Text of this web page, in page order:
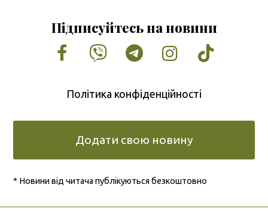
Підписуйтесь на новини
Facebook
VimeoTumblrInstagram
Tiktok
Політика конфіденційності
Додати свою новину
* Новини від читача публікуються безкоштовно